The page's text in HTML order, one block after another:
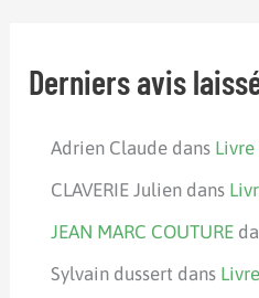
Derniers avis
Adrien Claude dans Livre
CLAVERIE Julien dans
JEAN MARC COUTURE
Sylvain dussert dans